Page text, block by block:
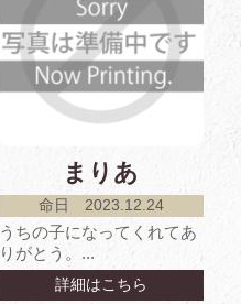
まりあ
命日 2023.12.24
うちの子になってくれてあ
りがとう。...
詳細はこちら